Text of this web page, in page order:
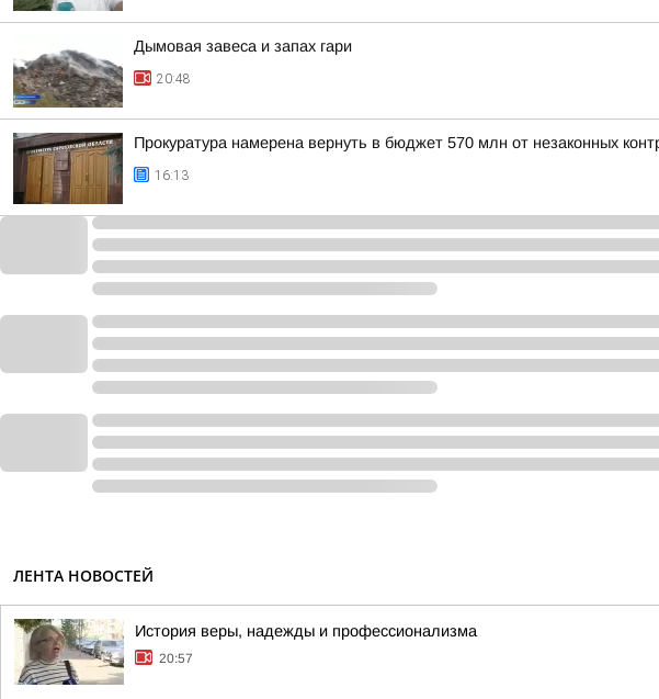
Дымовая завеса и запах гари
20:48
Прокуратура намерена вернуть в бюджет 570 млн от незаконных
16:13
ЛЕНТА НОВОСТЕЙ
История веры, надежды и профессионализма
20:57